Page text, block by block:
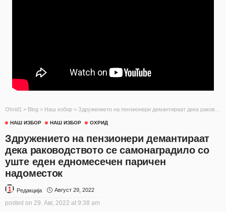
Ohrid1 > Blog > Наш избор > Здружението на пензионери демантираат дека раководството се самонаградило со уште еден едномесечен паричен надоместок
НАШ ИЗБОР НАШ ИЗБОР ОХРИД
Здружението на пензионери демантираат
дека раководството се самонаградило со
уште еден едномесечен паричен
надоместок
Редакција Август 29, 2022
posted on 29. Авг, 2022 at 9:38 am